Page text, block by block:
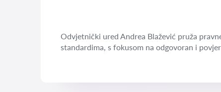
Odvjetnički ured Andrea Blažević pruža
standardima, s fokusom na odgovoran i